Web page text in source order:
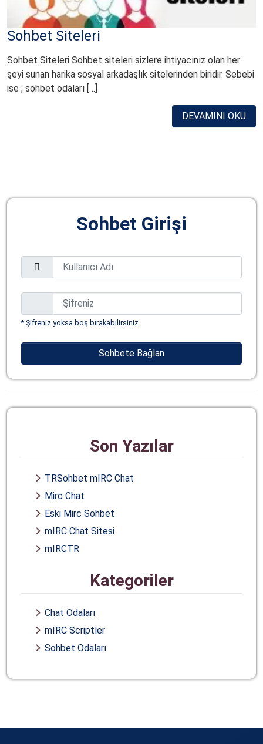
Sohbet Siteleri
Sohbet Siteleri Sohbet siteleri sizlere ihtiyacınız olan her
şeyi sunan harika sosyal arkadaşlık sitelerinden biridir. Sebebi
ise ; sohbet odaları […]
DEVAMINI OKU
Sohbet Girişi
* Şifreniz yoksa boş bırakabilirsiniz.
Sohbete Bağlan
Son Yazılar
TRSohbet mIRC Chat
Mirc Chat
Eski Mirc Sohbet
mIRC Chat Sitesi
mIRCTR
Kategoriler
Chat Odaları
mIRC Scriptler
Sohbet Odaları